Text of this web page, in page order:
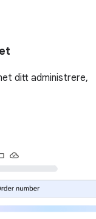
ditt administrere,